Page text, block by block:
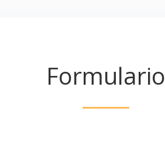
Formulario